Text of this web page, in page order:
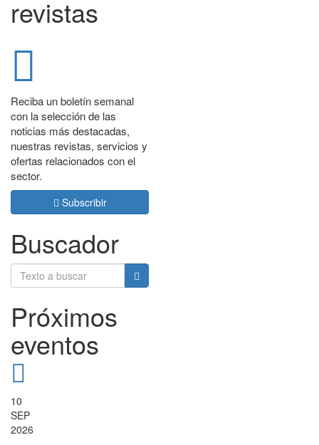
revistas
Reciba un boletín semanal
con la selección de las
noticias más destacadas,
nuestras revistas, servicios y
ofertas relacionados con el
sector.
Subscribir
Buscador
Próximos
eventos
10
SEP
2026